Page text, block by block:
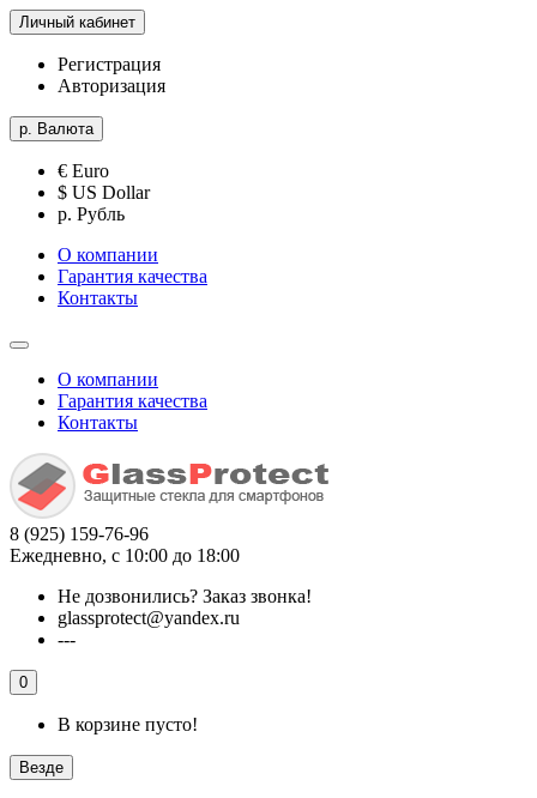
Личный кабинет
Регистрация
Авторизация
р. Валюта
€ Euro
$ US Dollar
р. Рубль
О компании
Гарантия качества
Контакты
О компании
Гарантия качества
Контакты
8 (925) 159-76-96
Ежедневно, с 10:00 до 18:00
Не дозвонились? Заказ звонка!
glassprotect@yandex.ru
---
0
В корзине пусто!
Везде